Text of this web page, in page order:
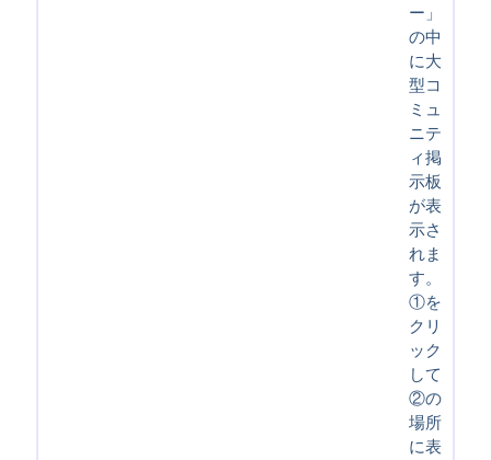
ー」
の中
に大
型コ
ミュ
ニテ
ィ掲
示板
が表
示さ
れま
す。
①を
クリ
ック
して
②の
場所
に表